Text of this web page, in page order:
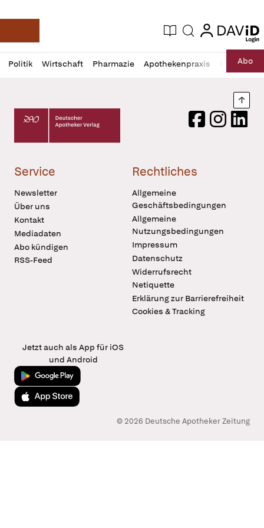
Deutsche Apotheker Zeitung
Aktuelle Ausgabe
Suche login
login
Politik Wirtschaft Pharmazie Apothekenpraxis RechtAbo
Profil
öffnen
Daz
Pur
Deutscher Apotheker Verlag Logo
FacebookInstagram
Service
Newsletter
Über uns
Kontakt
Mediadaten
Abo kündigen
RSS-Feed
Rechtliches
Allgemeine
Geschäftsbedingungen
Allgemeine
Nutzungsbedingungen
Impressum
Datenschutz
Widerrufsrecht
Netiquette
Erklärung zur Barrierefreiheit
Cookies & Tracking
Jetzt auch als App für iOS
und Android
Jetzt bei Google Play
Laden im App Store
© 2026 Deutsche Apotheker Zeitung